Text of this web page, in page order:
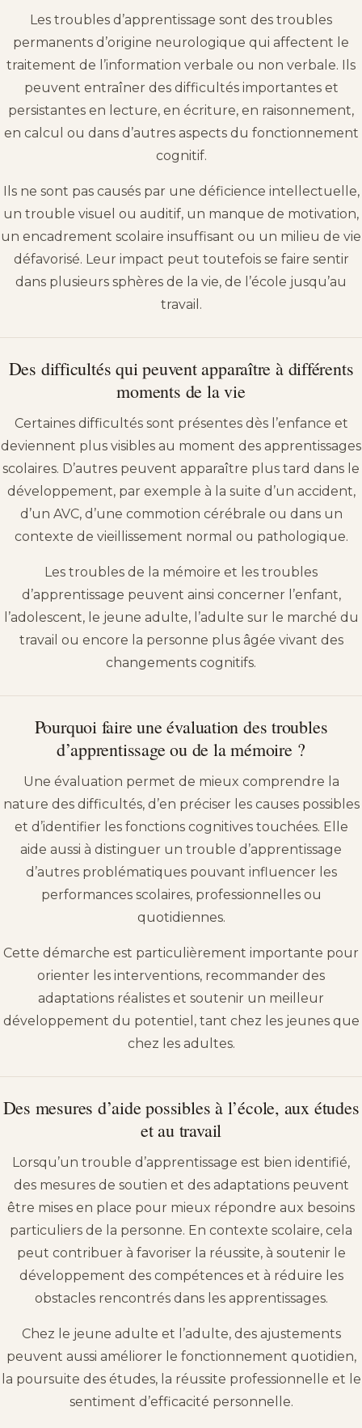
Les troubles d’apprentissage sont des troubles
permanents d’origine neurologique qui affectent le
traitement de l’information verbale ou non verbale. Ils
peuvent entraîner des difficultés importantes et
persistantes en lecture, en écriture, en raisonnement,
en calcul ou dans d’autres aspects du fonctionnement
cognitif.
Ils ne sont pas causés par une déficience intellectuelle,
un trouble visuel ou auditif, un manque de motivation,
un encadrement scolaire insuffisant ou un milieu de vie
défavorisé. Leur impact peut toutefois se faire sentir
dans plusieurs sphères de la vie, de l’école jusqu’au
travail.
Des difficultés qui peuvent apparaître à différents
moments de la vie
Certaines difficultés sont présentes dès l’enfance et
deviennent plus visibles au moment des apprentissages
scolaires. D’autres peuvent apparaître plus tard dans le
développement, par exemple à la suite d’un accident,
d’un AVC, d’une commotion cérébrale ou dans un
contexte de vieillissement normal ou pathologique.
Les troubles de la mémoire et les troubles
d’apprentissage peuvent ainsi concerner l’enfant,
l’adolescent, le jeune adulte, l’adulte sur le marché du
travail ou encore la personne plus âgée vivant des
changements cognitifs.
Pourquoi faire une évaluation des troubles
d’apprentissage ou de la mémoire ?
Une évaluation permet de mieux comprendre la
nature des difficultés, d’en préciser les causes possibles
et d’identifier les fonctions cognitives touchées. Elle
aide aussi à distinguer un trouble d’apprentissage
d’autres problématiques pouvant influencer les
performances scolaires, professionnelles ou
quotidiennes.
Cette démarche est particulièrement importante pour
orienter les interventions, recommander des
adaptations réalistes et soutenir un meilleur
développement du potentiel, tant chez les jeunes que
chez les adultes.
Des mesures d’aide possibles à l’école, aux études
et au travail
Lorsqu’un trouble d’apprentissage est bien identifié,
des mesures de soutien et des adaptations peuvent
être mises en place pour mieux répondre aux besoins
particuliers de la personne. En contexte scolaire, cela
peut contribuer à favoriser la réussite, à soutenir le
développement des compétences et à réduire les
obstacles rencontrés dans les apprentissages.
Chez le jeune adulte et l’adulte, des ajustements
peuvent aussi améliorer le fonctionnement quotidien,
la poursuite des études, la réussite professionnelle et le
sentiment d’efficacité personnelle.